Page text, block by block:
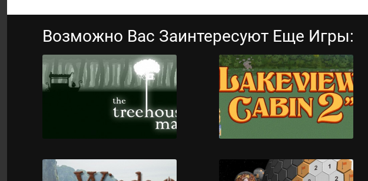
Возможно Вас Заинтересуют Еще Игры: